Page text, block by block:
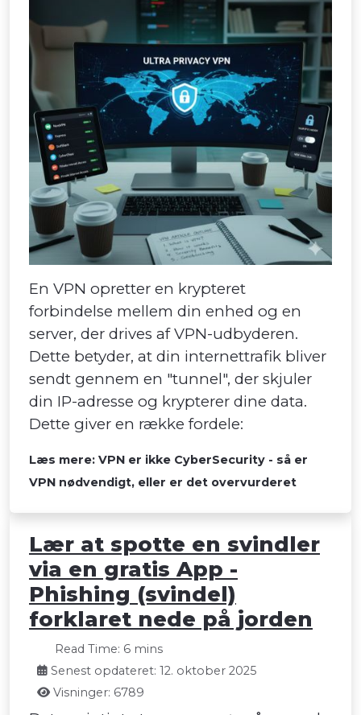
En VPN opretter en krypteret
forbindelse mellem din enhed og en
server, der drives af VPN-udbyderen.
Dette betyder, at din internettrafik bliver
sendt gennem en "tunnel", der skjuler
din IP-adresse og krypterer dine data.
Dette giver en række fordele:
Læs mere: VPN er ikke CyberSecurity - så er
VPN nødvendigt, eller er det overvurderet
Lær at spotte en svindler
via en gratis App -
Phishing (svindel)
forklaret nede på jorden
Read Time: 6 mins
Senest opdateret: 12. oktober 2025
Visninger: 6789